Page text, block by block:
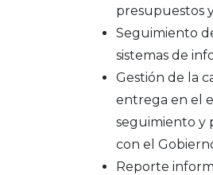
presupuestos
Seguimiento
sistemas de
Gestión de la
entrega en el
seguimiento y
con el
Reporte